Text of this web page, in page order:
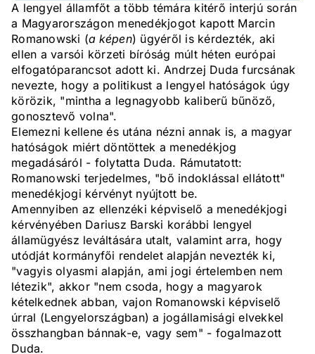
A lengyel államfőt a több témára kitérő interjú során
a Magyarországon menedékjogot kapott Marcin
Romanowski (a képen) ügyéről is kérdezték, aki
ellen a varsói körzeti bíróság múlt héten európai
elfogatóparancsot adott ki. Andrzej Duda furcsának
nevezte, hogy a politikust a lengyel hatóságok úgy
körözik, "mintha a legnagyobb kaliberű bűnöző,
gonosztevő volna".
Elemezni kellene és utána nézni annak is, a magyar
hatóságok miért döntöttek a menedékjog
megadásáról - folytatta Duda. Rámutatott:
Romanowski terjedelmes, "bő indoklással ellátott"
menedékjogi kérvényt nyújtott be.
Amennyiben az ellenzéki képviselő a menedékjogi
kérvényében Dariusz Barski korábbi lengyel
államügyész leváltására utalt, valamint arra, hogy
utódját kormányfői rendelet alapján nevezték ki,
"vagyis olyasmi alapján, ami jogi értelemben nem
létezik", akkor "nem csoda, hogy a magyarok
kételkednek abban, vajon Romanowski képviselő
úrral (Lengyelországban) a jogállamisági elvekkel
összhangban bánnak-e, vagy sem" - fogalmazott
Duda.